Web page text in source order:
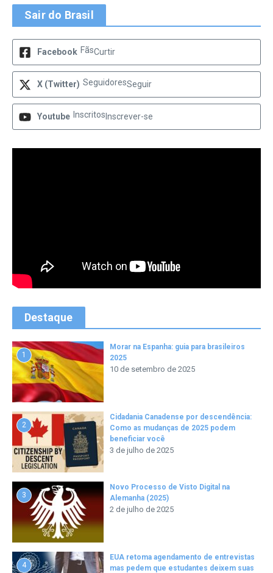
Sair do Brasil
Facebook FãsCurtir
X (Twitter) SeguidoresSeguir
Youtube Inscritos Inscrever-se
Destaque
1
Morar na Espanha: guia para brasileiros
2025
10 de setembro de 2025
2
Cidadania Canadense por descendência:
Como as mudanças de 2025 podem
beneficiar você
3 de julho de 2025
3
Novo Processo de Visto Digital na
Alemanha (2025)
2 de julho de 2025
4
EUA retoma agendamento de entrevistas
mas pedem que estudantes deixem suas